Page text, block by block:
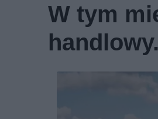
W tym